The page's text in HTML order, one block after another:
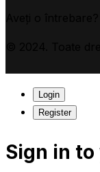
Login
Register
Sign in